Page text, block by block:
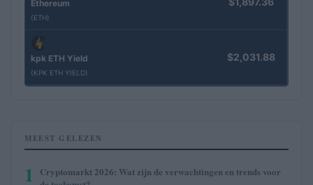
Ethereum
(ETH)
kpk ETH Yield
(KPK ETH YIELD)
$2,031.88
MEEST GELEZEN
1
Cryptomarkt 2026: Wat zijn de verwachtingen en trends voor